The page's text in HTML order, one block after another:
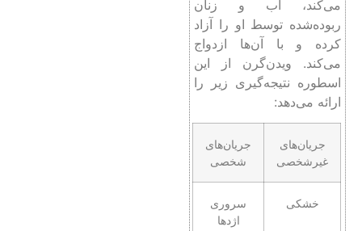
می‌کند، آب و زنان
ربوده‌شده توسط او را آزاد
کرده و با آن‌ها ازدواج
می‌کند. ویدن‌گرن از این
اسطوره نتیجه‌گیری زیر را
ارائه می‌دهد:
جریان‌های
غیرشخصی
جریان‌های
شخصی
خشکی
سروری
اژدها